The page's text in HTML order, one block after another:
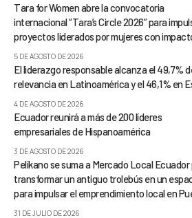
Tara for Women abre la convocatoria
internacional “Tara’s Circle 2026” para
proyectos liderados por mujeres con
5 DE AGOSTO DE 2026
El liderazgo responsable alcanza el 49,7%
relevancia en Latinoamérica y el 46,1% en
4 DE AGOSTO DE 2026
Ecuador reunirá a más de 200 líderes
empresariales de Hispanoamérica
3 DE AGOSTO DE 2026
Pelíkano se suma a Mercado Local Ecuador
transformar un antiguo trolebús en un
para impulsar el emprendimiento local en
31 DE JULIO DE 2026